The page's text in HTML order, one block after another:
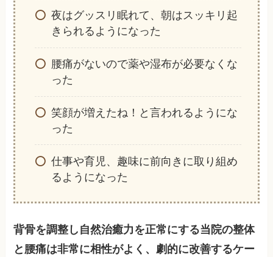
夜はグッスリ眠れて、朝はスッキリ起
きられるようになった
腰痛がないので薬や湿布が必要なくな
った
笑顔が増えたね！と言われるようにな
った
仕事や育児、趣味に前向きに取り組め
るようになった
背骨を調整し自然治癒力を正常にする当院の整体
と腰痛は非常に相性がよく、劇的に改善するケー